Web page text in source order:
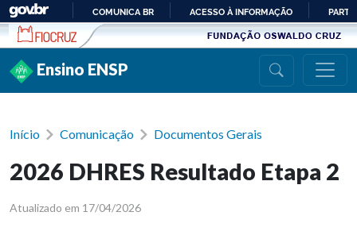
Ir para conteúdo
PARA
COMUNICA BR ACESSO À INFORMAÇÃO
Ensino ENSP
Início Comunicação Documentos Gerais
2026 DHRES Resultado Etapa 2
Atualizado em 17/04/2026